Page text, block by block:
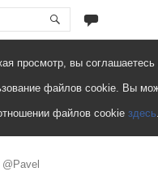
просмотр, вы соглашаетесь
файлов cookie. Вы
файлов cookie здесь.
@Pavel